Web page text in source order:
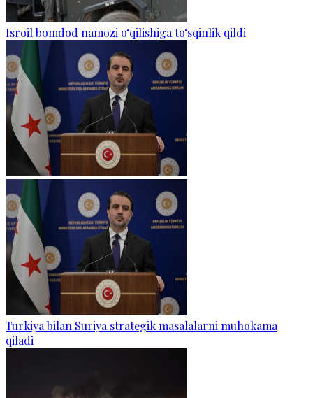
Isroil bomdod namozi o‘qilishiga to‘sqinlik qildi
Turkiya bilan Suriya strategik masalalarni muhokama
qiladi